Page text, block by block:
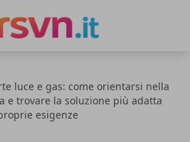
luce e gas: come orientarsi nella
e trovare la soluzione più adatta
esigenze